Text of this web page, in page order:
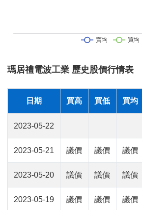
瑪居禮電波工業 歷史股價行情表
日期 買高 買低 買均
2023-05-22
2023-05-21 議價 議價 議價
2023-05-20 議價 議價 議價
2023-05-19 議價 議價 議價